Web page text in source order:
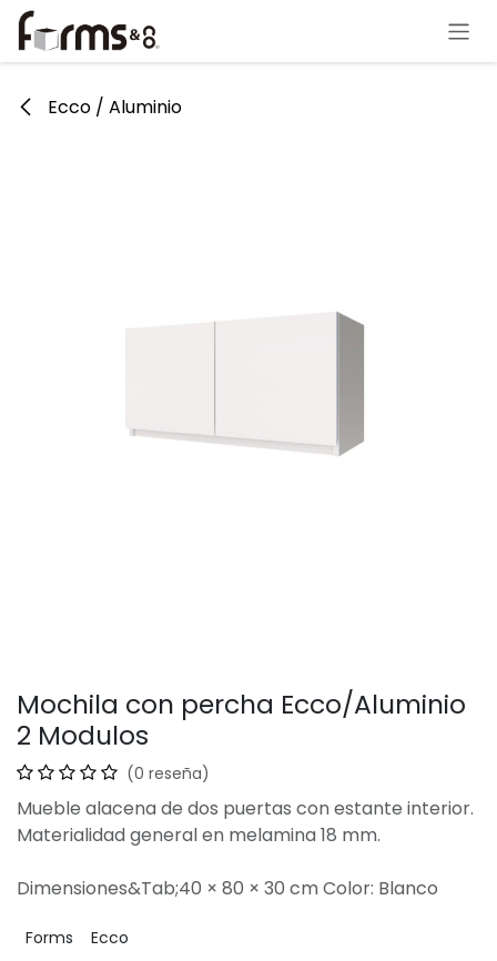
Ir al contenido
Ecco / Aluminio
Mochila con percha Ecco/Aluminio
2 Modulos
(0 reseña)
Mueble alacena de dos puertas con estante interior.
Materialidad general en melamina 18 mm.
Dimensiones&Tab;40 × 80 × 30 cm Color: Blanco
Forms Ecco